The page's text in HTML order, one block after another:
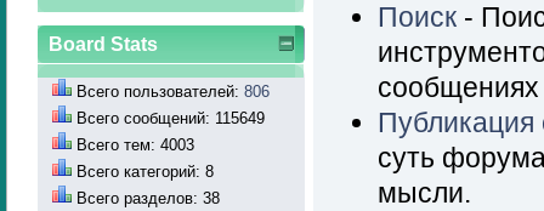
Board Stats
Всего пользователей: 806
Всего сообщений: 115649
Всего тем: 4003
Всего категорий: 8
Всего разделов: 38
Поиск -
суть
мысли.